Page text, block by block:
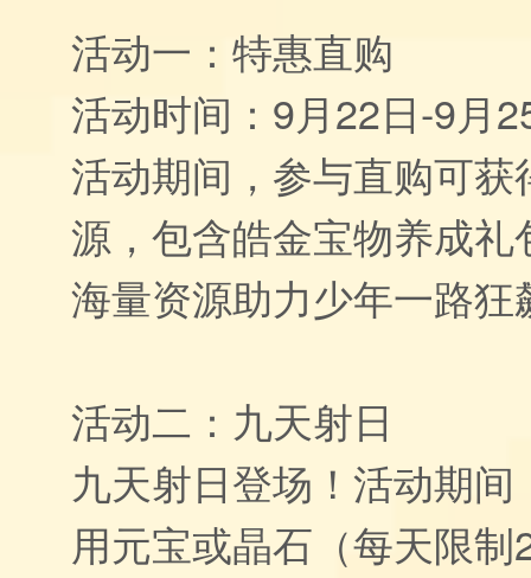
活动一：特惠直购
活动时间：9月22日-9月
活动期间，参与直购可
源，包含皓金宝物养成
海量资源助力少年一路狂
活动二：九天射日
九天射日登场！活动期
用元宝或晶石（每天限